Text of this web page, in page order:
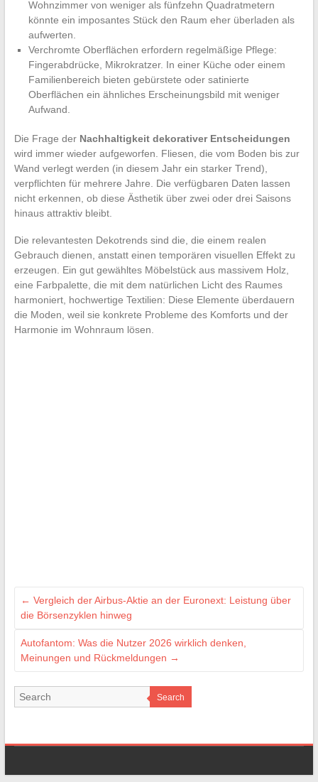
Wohnzimmer von weniger als fünfzehn Quadratmetern
könnte ein imposantes Stück den Raum eher überladen als
aufwerten.
Verchromte Oberflächen erfordern regelmäßige Pflege:
Fingerabdrücke, Mikrokratzer. In einer Küche oder einem
Familienbereich bieten gebürstete oder satinierte
Oberflächen ein ähnliches Erscheinungsbild mit weniger
Aufwand.
Die Frage der Nachhaltigkeit dekorativer Entscheidungen
wird immer wieder aufgeworfen. Fliesen, die vom Boden bis zur
Wand verlegt werden (in diesem Jahr ein starker Trend),
verpflichten für mehrere Jahre. Die verfügbaren Daten lassen
nicht erkennen, ob diese Ästhetik über zwei oder drei Saisons
hinaus attraktiv bleibt.
Die relevantesten Dekotrends sind die, die einem realen
Gebrauch dienen, anstatt einen temporären visuellen Effekt zu
erzeugen. Ein gut gewähltes Möbelstück aus massivem Holz,
eine Farbpalette, die mit dem natürlichen Licht des Raumes
harmoniert, hochwertige Textilien: Diese Elemente überdauern
die Moden, weil sie konkrete Probleme des Komforts und der
Harmonie im Wohnraum lösen.
← Vergleich der Airbus-Aktie an der Euronext: Leistung über
die Börsenzyklen hinweg
Autofantom: Was die Nutzer 2026 wirklich denken,
Meinungen und Rückmeldungen →
Search